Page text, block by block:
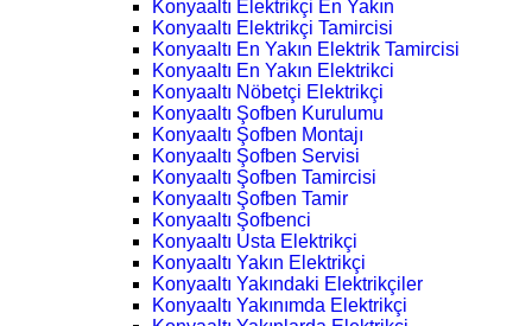
Konyaaltı Elektrikçi En Yakın
Konyaaltı Elektrikçi Tamircisi
Konyaaltı En Yakın Elektrik Tamircisi
Konyaaltı En Yakın Elektrikci
Konyaaltı Nöbetçi Elektrikçi
Konyaaltı Şofben Kurulumu
Konyaaltı Şofben Montajı
Konyaaltı Şofben Servisi
Konyaaltı Şofben Tamircisi
Konyaaltı Şofben Tamir
Konyaaltı Şofbenci
Konyaaltı Usta Elektrikçi
Konyaaltı Yakın Elektrikçi
Konyaaltı Yakındaki Elektrikçiler
Konyaaltı Yakınımda Elektrikçi